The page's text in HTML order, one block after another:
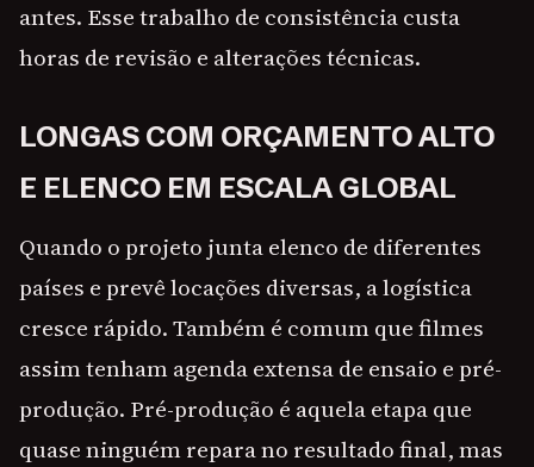
antes. Esse trabalho de consistência custa
horas de revisão e alterações técnicas.
LONGAS COM ORÇAMENTO ALTO
E ELENCO EM ESCALA GLOBAL
Quando o projeto junta elenco de diferentes
países e prevê locações diversas, a logística
cresce rápido. Também é comum que filmes
assim tenham agenda extensa de ensaio e pré-
produção. Pré-produção é aquela etapa que
quase ninguém repara no resultado final, mas